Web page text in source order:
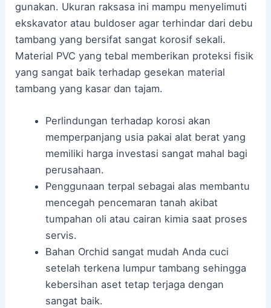
gunakan. Ukuran raksasa ini mampu menyelimuti
ekskavator atau buldoser agar terhindar dari debu
tambang yang bersifat sangat korosif sekali.
Material PVC yang tebal memberikan proteksi fisik
yang sangat baik terhadap gesekan material
tambang yang kasar dan tajam.
Perlindungan terhadap korosi akan
memperpanjang usia pakai alat berat yang
memiliki harga investasi sangat mahal bagi
perusahaan.
Penggunaan terpal sebagai alas membantu
mencegah pencemaran tanah akibat
tumpahan oli atau cairan kimia saat proses
servis.
Bahan Orchid sangat mudah Anda cuci
setelah terkena lumpur tambang sehingga
kebersihan aset tetap terjaga dengan
sangat baik.